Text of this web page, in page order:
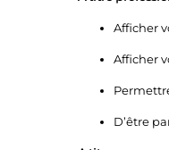
Afficher
Afficher
D’être